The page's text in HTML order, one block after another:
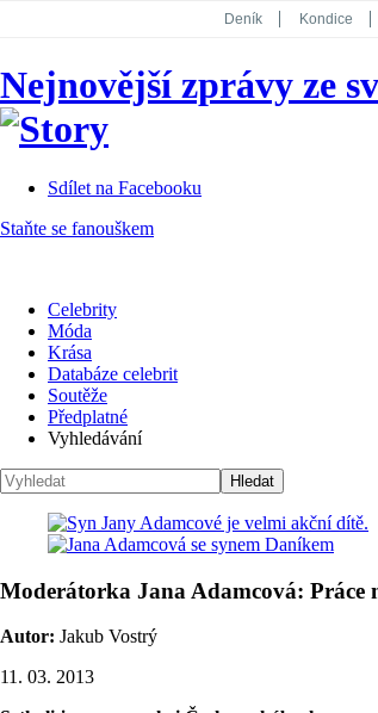
Deník Kondice
Koktejl
Nejnovější zprávy ze
Sdílet na Facebooku
Staňte se fanouškem
Celebrity
Móda
Krása
Databáze celebrit
Soutěže
Předplatné
Vyhledávání
Moderátorka Jana Adamcová: Práce
Autor: Jakub Vostrý
11. 03. 2013